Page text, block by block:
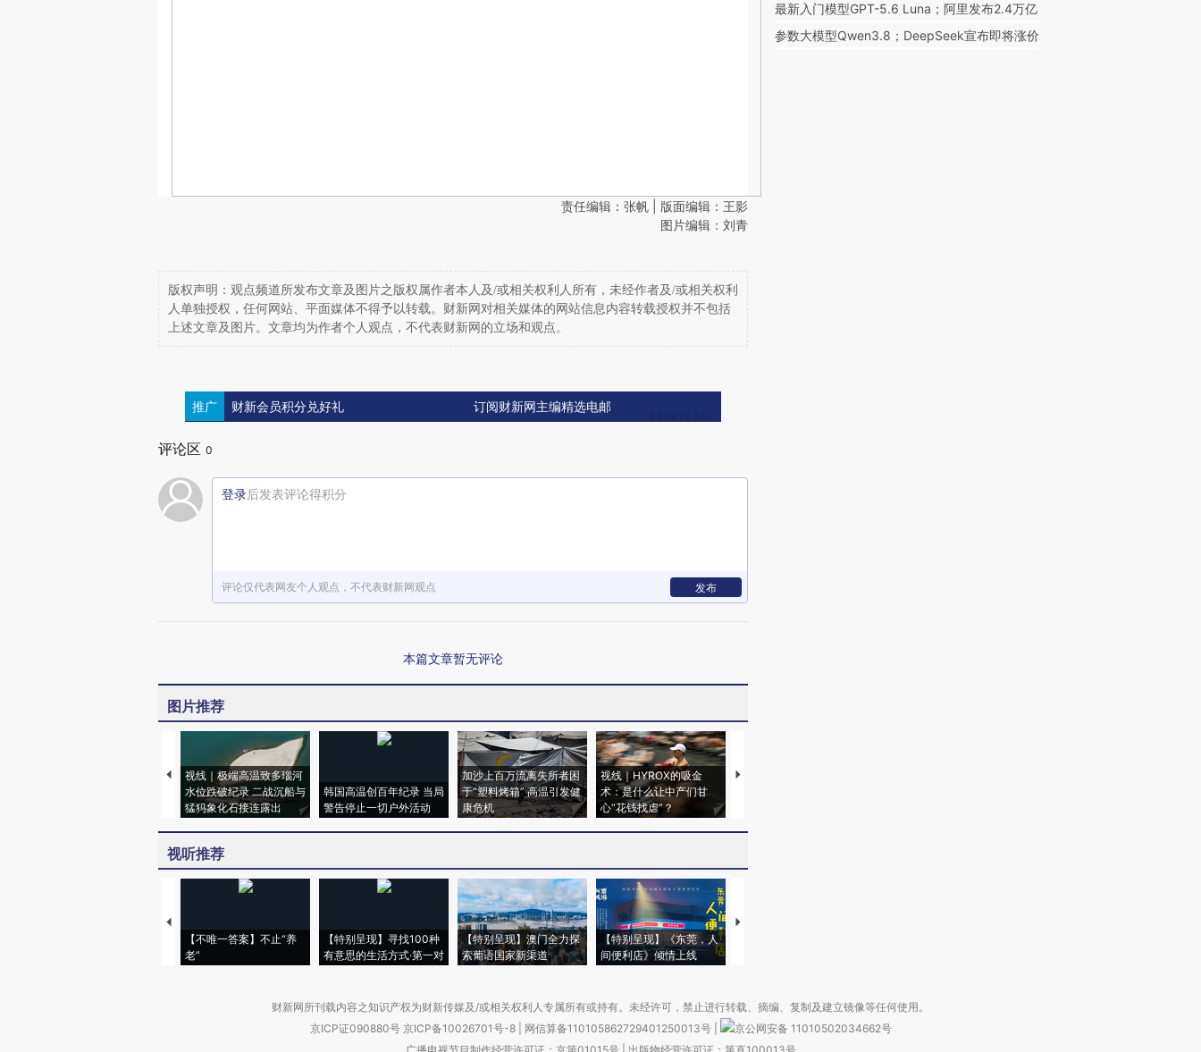
责任编辑：张帆 | 版面编辑：王影
图片编辑：刘青
版权声明：观点频道所发布文章及图片之版权属作者本人及/或相关权利人所有，未经作者及/或相关权利
人单独授权，任何网站、平面媒体不得予以转载。财新网对相关媒体的网站信息内容转载授权并不包括
上述文章及图片。文章均为作者个人观点，不代表财新网的立场和观点。
推广 财新会员积分兑好礼 订阅财新网主编精选电邮
评论区 0
登录后发表评论得积分
评论仅代表网友个人观点，不代表财新网观点 发布
本篇文章暂无评论
图片推荐
视线｜极端高温致多瑙河
水位跌破纪录 二战沉船与
猛犸象化石接连露出
韩国高温创百年纪录 当局
警告停止一切户外活动
加沙上百万流离失所者困
于“塑料烤箱” 高温引发健
康危机
视线｜HYROX的吸金
术：是什么让中产们甘
心“花钱找虐”？
马航飞行员跨国走私7万
视听推荐
【不唯一答案】不止“养
老”
【特别呈现】寻找100种
有意思的生活方式·第一对
【特别呈现】澳门全力探
索葡语国家新渠道
【特别呈现】《东莞，人
间便利店》倾情上线
【推广】走进第四届链博
最新入门模型GPT-5.6 Luna；阿里发布2.4万亿
参数大模型Qwen3.8；DeepSeek宣布即将涨价
财新网所刊载内容之知识产权为财新传媒及/或相关权利人专属所有或持有。未经许可，禁止进行转载、摘编、复制及建立镜像等任何使用。
京ICP证090880号 京ICP备10026701号-8 网信算备110105862729401250013号
京公网安备 11010502034662号